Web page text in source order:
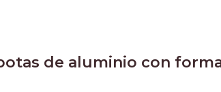
de aluminio con